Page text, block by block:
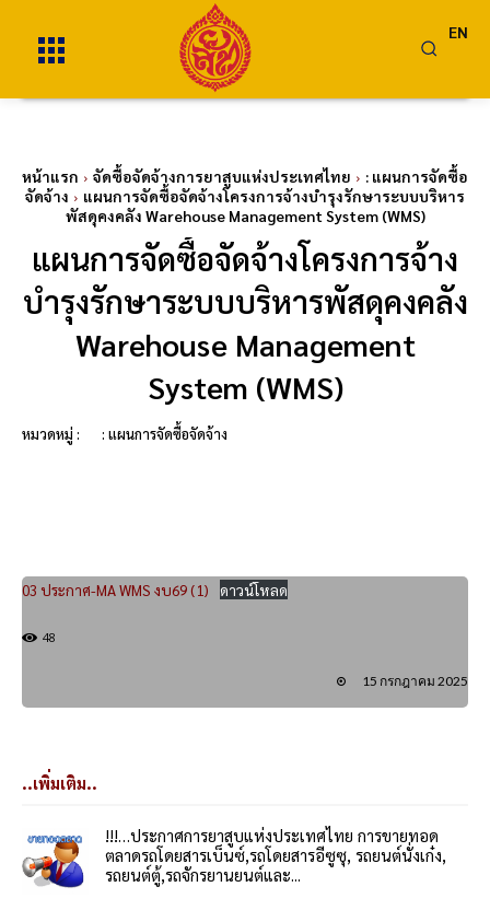
EN
หน้าแรก จัดซื้อจัดจ้างการยาสูบแห่งประเทศไทย
: แผนการจัดซื้อ
จัดจ้าง
แผนการจัดซื้อจัดจ้างโครงการจ้างบำรุงรักษาระบบบริหาร
พัสดุคงคลัง Warehouse Management System (WMS)
แผนการจัดซื้อจัดจ้างโครงการจ้าง
บำรุงรักษาระบบบริหารพัสดุคงคลัง
Warehouse Management
System (WMS)
หมวดหมู่ : : แผนการจัดซื้อจัดจ้าง
03 ประกาศ-MA WMS งบ69 (1) ดาวน์โหลด
48
15 กรกฎาคม 2025
..เพิ่มเติม..
!!!…ประกาศการยาสูบแห่งประเทศไทย การขายทอด
ตลาดรถโดยสารเบ็นซ์,รถโดยสารอีซูซุ, รถยนต์นั่งเก๋ง,
รถยนต์ตู้,รถจักรยานยนต์และ...